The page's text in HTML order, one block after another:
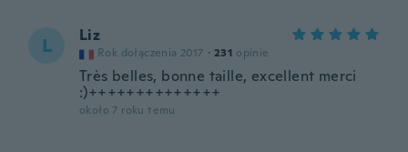
L Liz
Rok dołączenia 2017 · 231 opinie
Très belles, bonne taille, excellent merci
:)++++++++++++++
około 7 roku temu